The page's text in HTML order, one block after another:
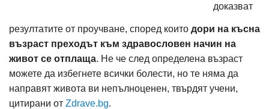
доказват
резултатите от проучване, според които дори на късна
възраст преходът към здравословен начин на
живот се отплаща. Не че след определена възраст
можете да избегнете всички болести, но те няма да
направят живота ви непълноценен, твърдят учени,
цитирани от Zdrave.bg.